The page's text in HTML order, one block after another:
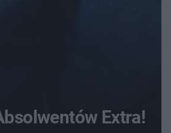
Extra!